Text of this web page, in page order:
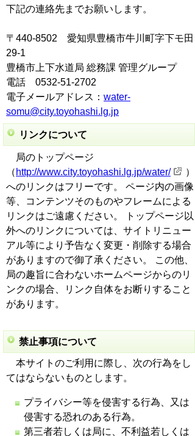
下記の連絡先までお願いします。
〒440-8502 愛知県豊橋市牛川町字下モ田
29-1
豊橋市上下水道局 総務課 管理グループ
電話 0532-51-2702
電子メールアドレス： water-
somu@city.toyohashi.lg.jp
リンクについて
局のトップページ
（ http://www.city.toyohashi.lg.jp/water/
）
へのリンクはフリーです。 ページ内の画像
等、コンテンツそのものやフレームによる
リンクはご遠慮ください。 トップページ以
外へのリンクについては、サイトリニュー
アル等により予告なく変更・削除する場合
がありますので御了承ください。 この他、
局の趣旨に合わないホームページからのリ
ンクの場合、リンク自体をお断りすること
があります。
禁止事項について
本サイトのご利用に際し、次の行為をし
てはならないものとします。
プライバシー等を侵害する行為、又は
侵害する恐れのある行為。
第三者若しくは局に、不利益若しくは